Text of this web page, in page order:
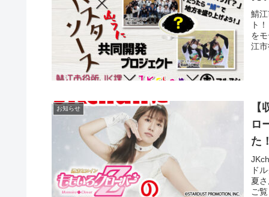
鯖
ト
を
江
お知らせ
ロ
た
ド
夏
ご